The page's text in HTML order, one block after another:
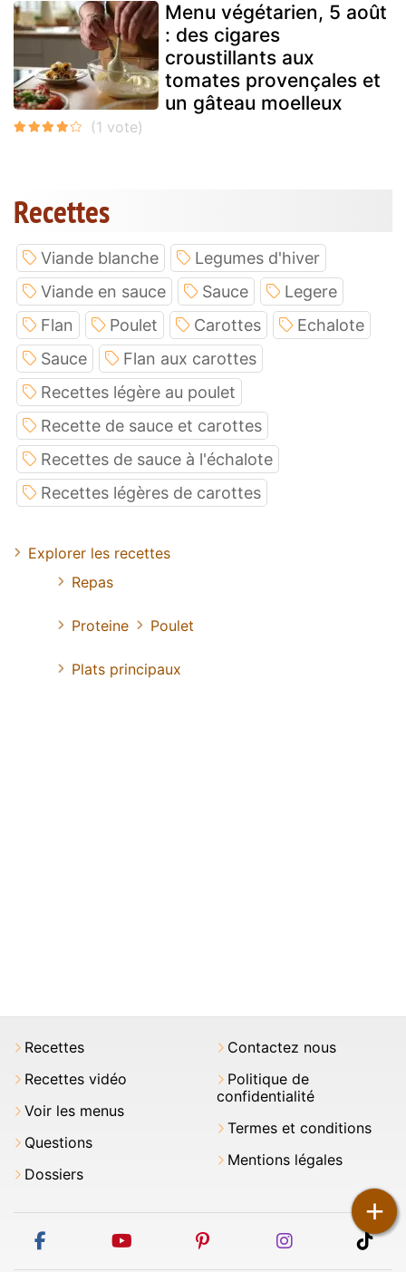
+
Menu végétarien, 5 août
: des cigares
croustillants aux
tomates provençales et
un gâteau moelleux
Recettes
Viande blanche
Legumes d'hiver
Viande en sauce
Sauce
Legere
Flan
Poulet Carottes
Echalote
Sauce
Flan aux carottes
Recettes légère au poulet
Recette de sauce et carottes
Recettes de sauce à l'échalote
Recettes légères de carottes
Explorer les recettes
Repas
Proteine Poulet
Plats principaux
Recettes
Recettes vidéo
Voir les menus
Questions
Dossiers
Contactez nous
Politique de
confidentialité
Termes et conditions
Mentions légales
facebook youtube pinterest instagram